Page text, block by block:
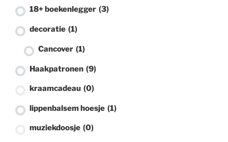
18+ boekenlegger (3)
decoratie (1)
Cancover (1)
Haakpatronen (9)
kraamcadeau (0)
lippenbalsem hoesje (1)
muziekdoosje (0)